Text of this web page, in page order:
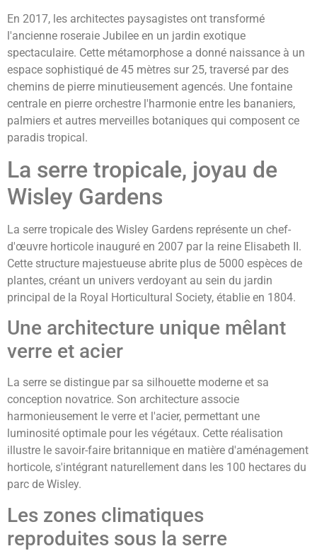
En 2017, les architectes paysagistes ont transformé
l'ancienne roseraie Jubilee en un jardin exotique
spectaculaire. Cette métamorphose a donné naissance à un
espace sophistiqué de 45 mètres sur 25, traversé par des
chemins de pierre minutieusement agencés. Une fontaine
centrale en pierre orchestre l'harmonie entre les bananiers,
palmiers et autres merveilles botaniques qui composent ce
paradis tropical.
La serre tropicale, joyau de
Wisley Gardens
La serre tropicale des Wisley Gardens représente un chef-
d'œuvre horticole inauguré en 2007 par la reine Elisabeth II.
Cette structure majestueuse abrite plus de 5000 espèces de
plantes, créant un univers verdoyant au sein du jardin
principal de la Royal Horticultural Society, établie en 1804.
Une architecture unique mêlant
verre et acier
La serre se distingue par sa silhouette moderne et sa
conception novatrice. Son architecture associe
harmonieusement le verre et l'acier, permettant une
luminosité optimale pour les végétaux. Cette réalisation
illustre le savoir-faire britannique en matière d'aménagement
horticole, s'intégrant naturellement dans les 100 hectares du
parc de Wisley.
Les zones climatiques
reproduites sous la serre